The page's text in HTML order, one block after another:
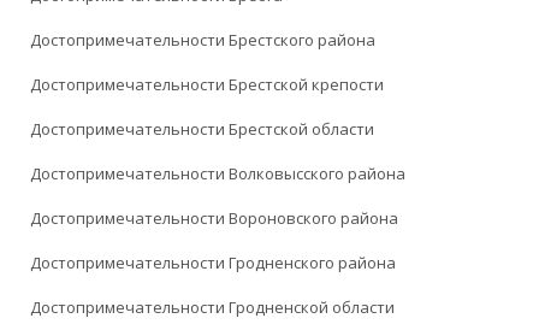
Достопримечательности Брестского района
Достопримечательности Брестской крепости
Достопримечательности Брестской области
Достопримечательности Волковысского района
Достопримечательности Вороновского района
Достопримечательности Гродненского района
Достопримечательности Гродненской области